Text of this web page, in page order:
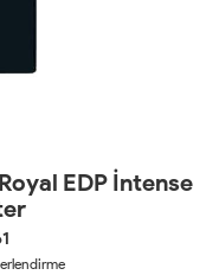
EDP İntense